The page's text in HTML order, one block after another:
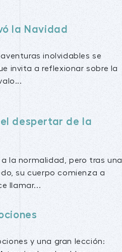
la Navidad
inolvidables se
invita a reflexionar sobre la
despertar de la
la normalidad, pero tras una
su cuerpo comienza a
llamar...
y una gran lección: